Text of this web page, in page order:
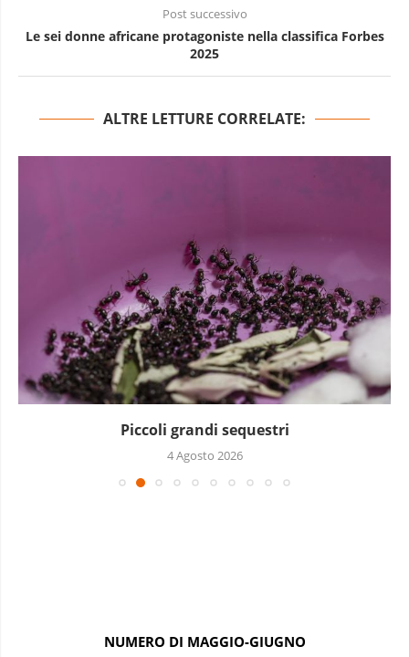
Post successivo
Le sei donne africane protagoniste nella classifica Forbes
2025
ALTRE LETTURE CORRELATE:
Piccoli grandi sequestri
4 Agosto 2026
NUMERO DI MAGGIO-GIUGNO